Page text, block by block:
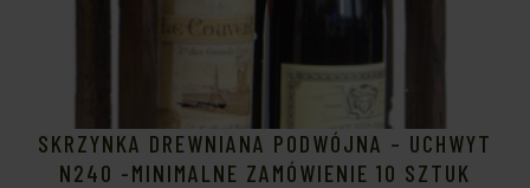
SKRZYNKA DREWNIANA PODWÓJNA – UCHWYT
N240 -MINIMALNE ZAMÓWIENIE 10 SZTUK